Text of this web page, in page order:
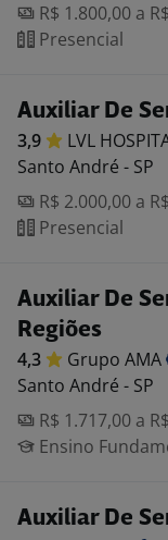
R$ 1.800,00 a
Presencial
Auxiliar De
3,9 LVL
Santo André - SP
R$ 2.000,00 a
Presencial
Auxiliar De
Regiões
4,3 Grupo AMA
Santo André - SP
R$ 1.717,00 a
Ensino
Auxiliar De